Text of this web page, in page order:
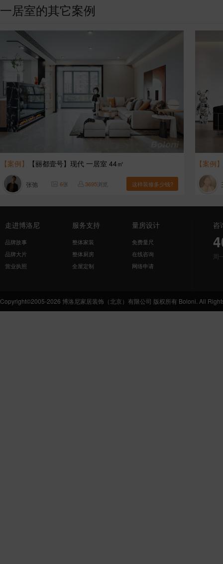
一居室的其它案例
【案例】 【丽都壹号】现代 一居室 44㎡
张弛 6张 3695浏览 这样装修多少钱?
【案例】
走进博洛尼
品牌故事
品牌大片
营业执照
服务支持
整体家装
整体厨房
全屋定制
量房设计
免费量尺
在线咨询
网络申请
咨
周
Copyright©2005-2026 博洛尼家居装饰（北京）有限公司 版权所有 Boloni. All